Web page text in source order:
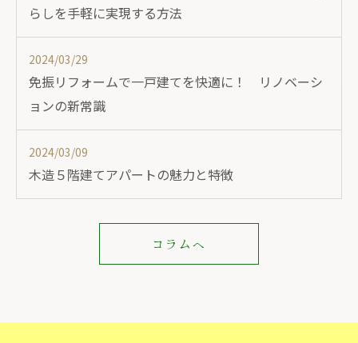
らしを手軽に実現する方法
2024/03/29
免振リフォームで一戸建てを快適に！ リノベーシ
ョンの新常識
2024/03/09
木造５階建てアパートの魅力と特徴
コラムへ